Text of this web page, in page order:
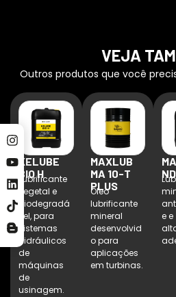
VEJA
Outros produtos que você
KELUBE
BIO H
Lubrificante
vegetal e
biodegradá
vel, para
sistemas
hidráulicos
de
máquinas
de
usinagem.
MAXLUB
MA 10-T
PLUS
Óleo
lubrificante
mineral
desenvolvid
o para
aplicações
em turbinas.
e e